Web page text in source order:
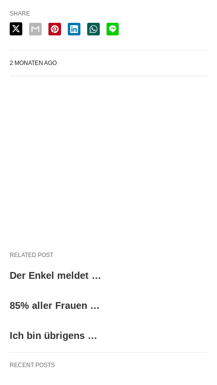
SHARE
2 MONATEN AGO
RELATED POST
Der Enkel meldet …
85% aller Frauen …
Ich bin übrigens …
RECENT POSTS